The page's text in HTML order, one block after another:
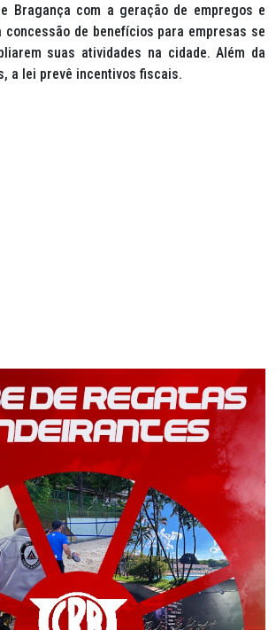
Bragança com a geração de empregos e
concessão de benefícios para empresas se
suas atividades na cidade. Além da
a lei prevê incentivos fiscais.